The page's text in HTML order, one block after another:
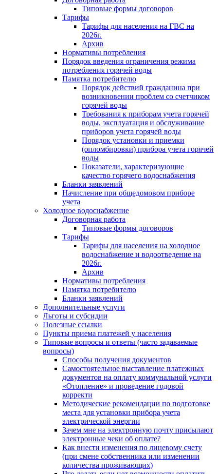
Типовые формы договоров
Тарифы
Тарифы для населения на ГВС на
2026г.
Архив
Нормативы потребления
Порядок введения ограничения режима
потребления горячей воды
Памятка потребителю
Порядок действий гражданина при
возникновении проблем со счетчиком
горячей воды
Требования к приборам учета горячей
воды, эксплуатация и обслуживание
приборов учета горячей воды
Порядок установки и приемки
(опломбировки) прибора учета горячей
воды
Показатели, характеризующие
качество горячего водоснабжения
Бланки заявлений
Начисление при общедомовом приборе
учета
Холодное водоснабжение
Договорная работа
Типовые формы договоров
Тарифы
Тарифы для населения на холодное
водоснабжение и водоотведение на
2026г.
Архив
Нормативы потребления
Памятка потребителю
Бланки заявлений
Дополнительные услуги
Льготы и субсидии
Полезные ссылки
Пункты приема платежей у населения
Типовые вопросы и ответы (часто задаваемые
вопросы)
Способы получения документов
Самостоятельное выставление платежных
документов на оплату коммунальной услуги
«Отопление» и проведение годовой
корректи
Методические рекомендации по подготовке
места для установки прибора учета
электрической энергии
Зачем мне на электронную почту присылают
электронные чеки об оплате?
Как внести изменения по лицевому счету
(при смене собственника или изменении
количества проживающих)